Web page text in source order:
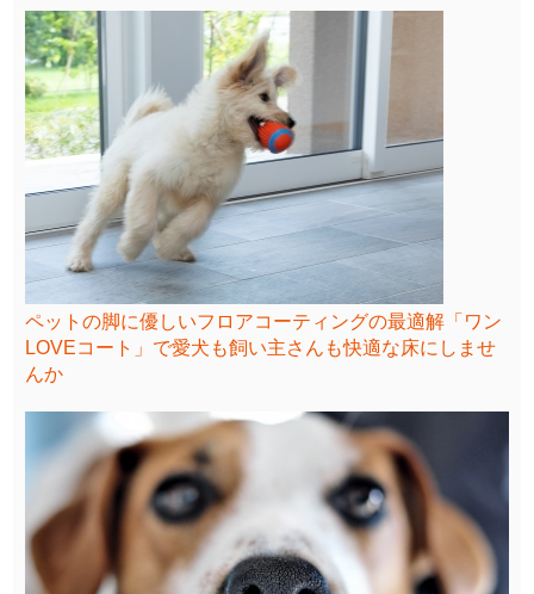
ペットの脚に優しいフロアコーティングの最適解「ワン
LOVEコート」で愛犬も飼い主さんも快適な床にしませ
んか